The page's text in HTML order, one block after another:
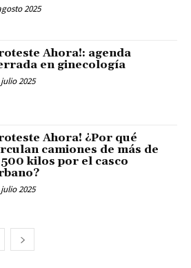
2025
Ahora!: agenda
en ginecología
2025
Ahora! ¿Por qué
camiones de más de
kilos por el casco
2025